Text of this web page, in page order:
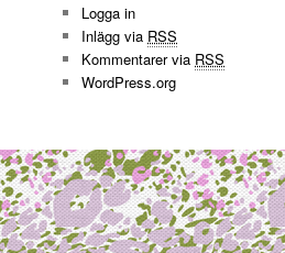
Logga in
Inlägg via RSS
Kommentarer via RSS
WordPress.org